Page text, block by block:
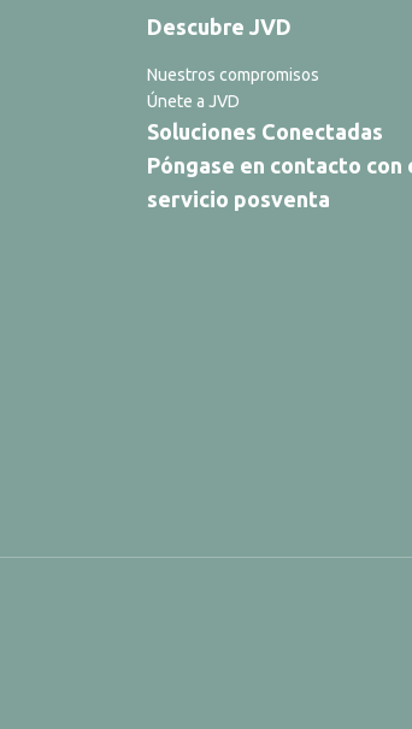
Descubre JVD
Nuestros compromisos
Únete a JVD
Soluciones Conectadas
Póngase en contacto con
servicio posventa